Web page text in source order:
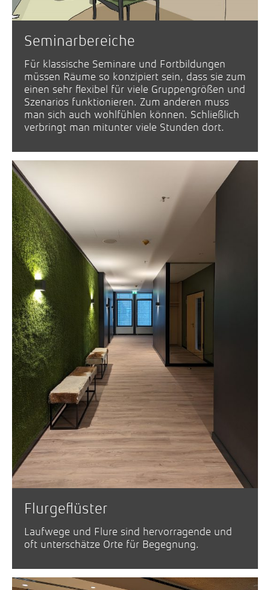
Seminarbereiche
Für klassische Seminare und Fortbildungen
müssen Räume so konzipiert sein, dass sie zum
einen sehr flexibel für viele Gruppengrößen und
Szenarios funktionieren. Zum anderen muss
man sich auch wohlfühlen können. Schließlich
verbringt man mitunter viele Stunden dort.
Flurgeflüster
Laufwege und Flure sind hervorragende und
oft unterschätze Orte für Begegnung.